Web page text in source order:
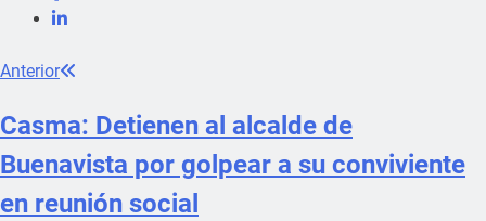
Anterior
Casma: Detienen al alcalde de
Buenavista por golpear a su conviviente
en reunión social